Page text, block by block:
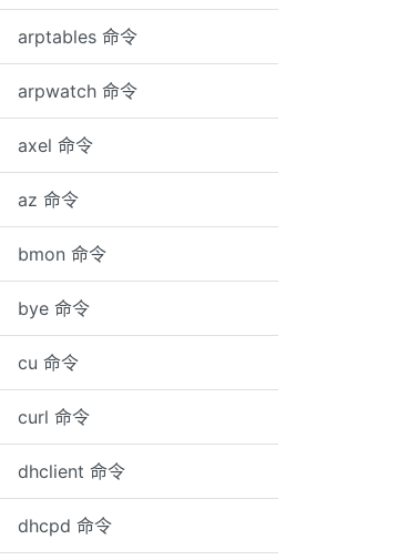
arptables 命令
arpwatch 命令
axel 命令
az 命令
bmon 命令
bye 命令
cu 命令
curl 命令
dhclient 命令
dhcpd 命令